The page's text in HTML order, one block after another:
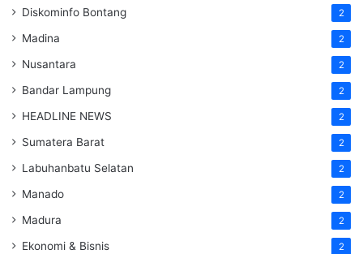
Diskominfo Bontang 2
Madina 2
Nusantara 2
Bandar Lampung 2
HEADLINE NEWS 2
Sumatera Barat 2
Labuhanbatu Selatan 2
Manado 2
Madura 2
Ekonomi & Bisnis 2